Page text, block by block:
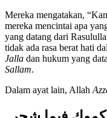
Mereka mengatakan,
mereka mencintai apa
yang datang dari
tidak ada rasa berat hati
Jalladan hukum yang